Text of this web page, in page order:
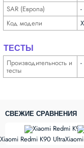
SAR (Европа)
-
Код модели
ТЕСТЫ
Производи­тельность и
тесты
-
СВЕЖИЕ СРАВНЕНИЯ
Xiaomi Redmi K90 Ultra
vs